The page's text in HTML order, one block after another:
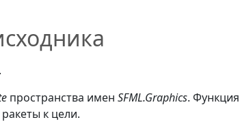
пространства имен SFML.Graphics. Функция
к цели.